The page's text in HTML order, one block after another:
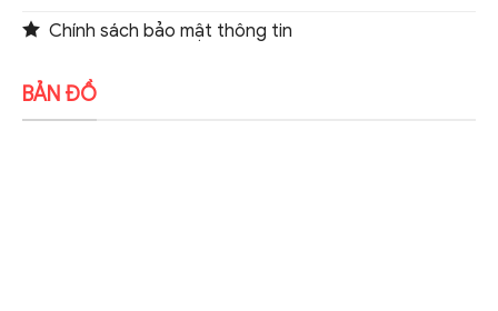
Chính sách bảo mật thông tin
BẢN ĐỒ